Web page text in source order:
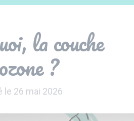
la couche
?
le 26 mai 2026